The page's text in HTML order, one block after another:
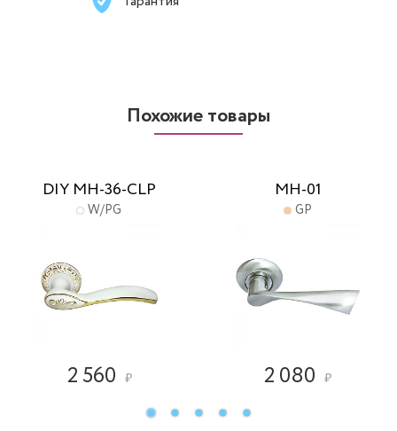
Похожие товары
DIY MH-36-CLP
W/PG
2 560 ₽
MH-01
GP
2 080 ₽